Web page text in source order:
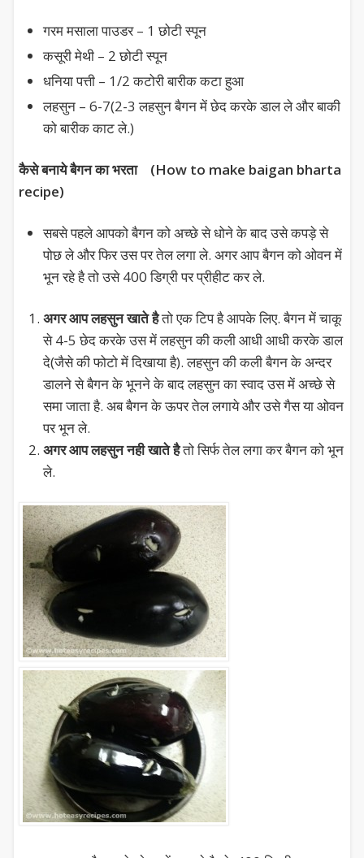
गरम मसाला पाउडर – 1 छोटी स्पून
कसूरी मेथी – 2 छोटी स्पून
धनिया पत्ती – 1/2 कटोरी बारीक कटा हुआ
लहसुन – 6-7(2-3 लहसुन बैगन में छेद करके डाल ले और बाकी
को बारीक काट ले.)
कैसे बनाये बैगन का भरता (How to make baigan bharta
recipe)
सबसे पहले आपको बैगन को अच्छे से धोने के बाद उसे कपड़े से
पोछ ले और फिर उस पर तेल लगा ले. अगर आप बैगन को ओवन में
भून रहे है तो उसे 400 डिग्री पर प्रीहीट कर ले.
अगर आप लहसुन खाते हैतो एक टिप है आपके लिए. बैगन में चाकू
से 4-5 छेद करके उस में लहसुन की कली आधी आधी करके डाल
दे(जैसे की फोटो में दिखाया है). लहसुन की कली बैगन के अन्दर
डालने से बैगन के भूनने के बाद लहसुन का स्वाद उस में अच्छे से
समा जाता है. अब बैगन के ऊपर तेल लगाये और उसे गैस या ओवन
पर भून ले.
अगर आप लहसुन नही खाते हैतो सिर्फ तेल लगा कर बैगन को भून
ले.